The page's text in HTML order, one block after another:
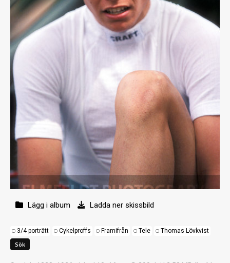
Lägg i album Ladda ner skissbild
3/4 porträtt Cykelproffs Framifrån Tele Thomas Lövkvist